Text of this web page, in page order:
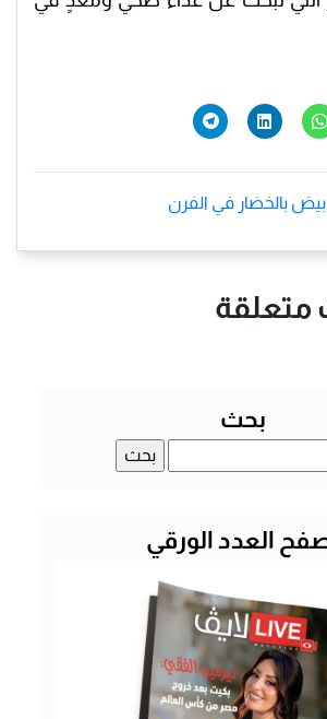
بالخضار في الفرن
بحث
العدد الورقي